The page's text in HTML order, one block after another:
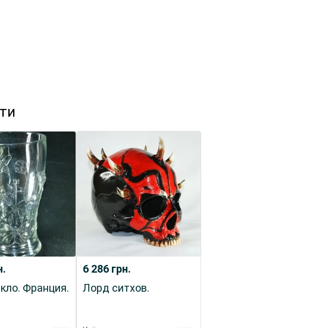
Франция.
6 286 грн.
Лорд ситхов.